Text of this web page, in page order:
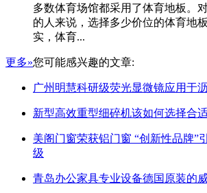
多数体育场馆都采用了体育地板。
的人来说，选择多少价位的体育地
实，体育...
更多»您可能感兴趣的文章:
广州明慧科研级荧光显微镜应用于
新型高效重型细碎机该如何选择合
美阁门窗荣获铝门窗 “创新性品牌”
级
青岛办公家具专业设备德国原装的